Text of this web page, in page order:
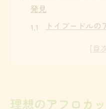
発見
トイプードル
アフロカット
理想のアフロカ